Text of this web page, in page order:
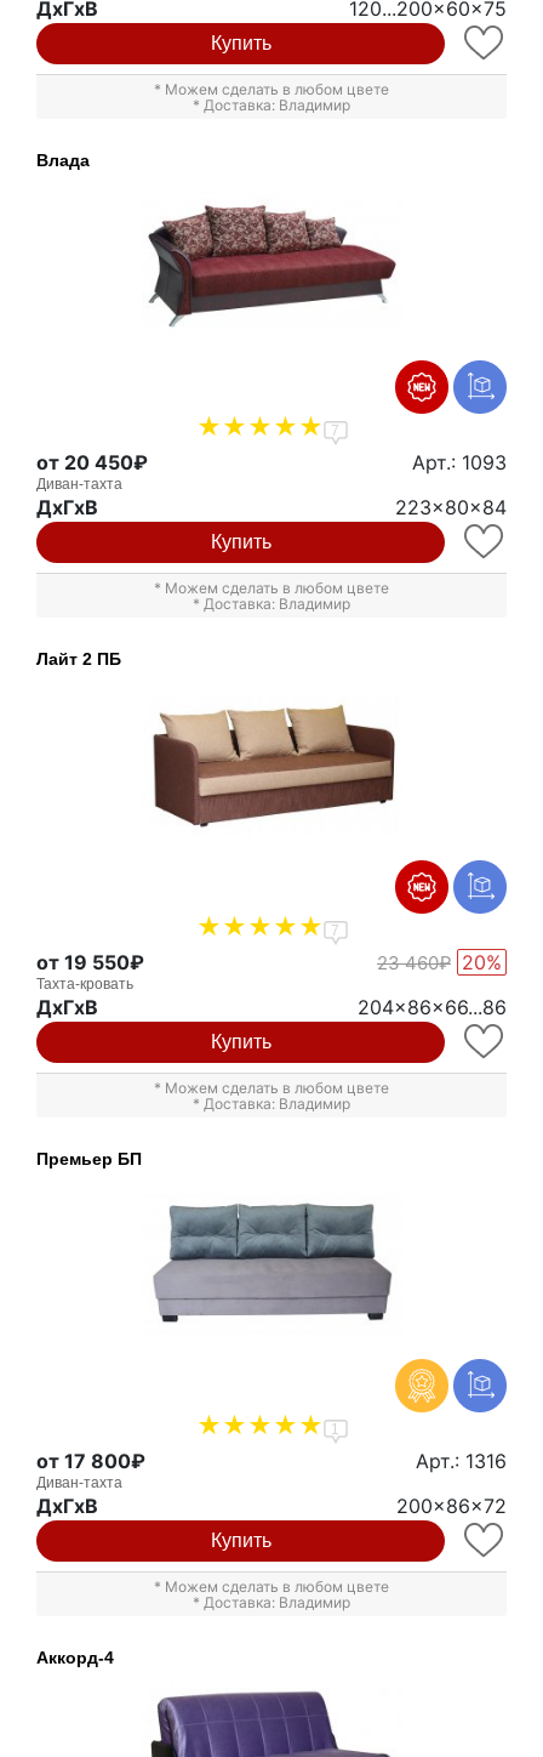
ДxГxВ 120...200x60x75
Купить
* Можем сделать в любом цвете
* Доставка: Владимир
Влада
7
от 20 450₽ Арт.: 1093
Диван-тахта
ДxГxВ 223x80x84
Купить
* Можем сделать в любом цвете
* Доставка: Владимир
Лайт 2 ПБ
7
от 19 550₽ 23 460₽ 20%
Тахта-кровать
ДxГxВ 204x86x66...86
Купить
* Можем сделать в любом цвете
* Доставка: Владимир
Премьер БП
1
от 17 800₽ Арт.: 1316
Диван-тахта
ДxГxВ 200x86x72
Купить
* Можем сделать в любом цвете
* Доставка: Владимир
Аккорд-4